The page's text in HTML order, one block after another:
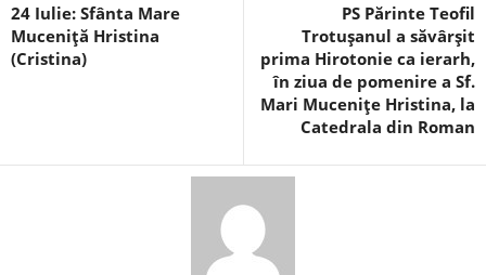
24 Iulie: Sfânta Mare
Muceniță Hristina
(Cristina)
PS Părinte Teofil
Trotușanul a săvârșit
prima Hirotonie ca ierarh,
în ziua de pomenire a Sf.
Mari Mucenițe Hristina, la
Catedrala din Roman